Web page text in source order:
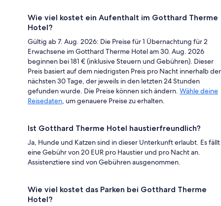
Wie viel kostet ein Aufenthalt im Gotthard Therme
Hotel?
Gültig ab 7. Aug. 2026: Die Preise für 1 Übernachtung für 2
Erwachsene im Gotthard Therme Hotel am 30. Aug. 2026
beginnen bei 181 € (inklusive Steuern und Gebühren). Dieser
Preis basiert auf dem niedrigsten Preis pro Nacht innerhalb der
nächsten 30 Tage, der jeweils in den letzten 24 Stunden
gefunden wurde. Die Preise können sich ändern. Wähle deine
Reisedaten, um genauere Preise zu erhalten.
Ist Gotthard Therme Hotel haustierfreundlich?
Ja, Hunde und Katzen sind in dieser Unterkunft erlaubt. Es fällt
eine Gebühr von 20 EUR pro Haustier und pro Nacht an.
Assistenztiere sind von Gebühren ausgenommen.
Wie viel kostet das Parken bei Gotthard Therme
Hotel?